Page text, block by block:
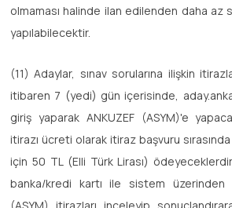
olmaması halinde ilan edilenden daha az
yapılabilecektir.
(11) Adaylar, sınav sorularına ilişkin
itibaren 7 (yedi) gün içerisinde,
giriş yaparak ANKUZEF (ASYM)'e
itirazı ücreti olarak itiraz başvuru
için 50 TL (Elli Türk Lirası)
banka/kredi kartı ile sistem üzerinden